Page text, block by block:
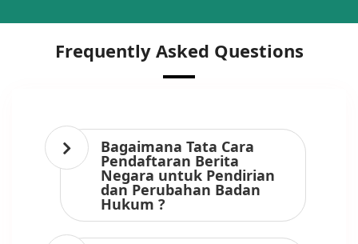
Frequently Asked Questions
Bagaimana Tata Cara
Pendaftaran Berita
Negara untuk Pendirian
dan Perubahan Badan
Hukum ?